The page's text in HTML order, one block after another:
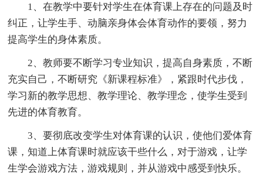
1、在教学中要针对学生在体育课上存在的问题及时
纠正，让学生手、动脑亲身体会体育动作的要领，努力
提高学生的身体素质。
2、教师要不断学习专业知识，提高自身素质，不断
充实自己，不断研究《新课程标准》，紧跟时代步伐，
学习新的教学思想、教学理论、教学理念，使学生受到
先进的体育教育。
3、要彻底改变学生对体育课的认识，使他们爱体育
课，知道上体育课时就应该干些什么，对于游戏，让学
生学会游戏方法，游戏规则，并从游戏中感受到快乐。